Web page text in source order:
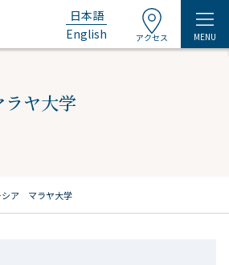
日本語
English
アクセス MENU
ヤ大学
シア マラヤ大学